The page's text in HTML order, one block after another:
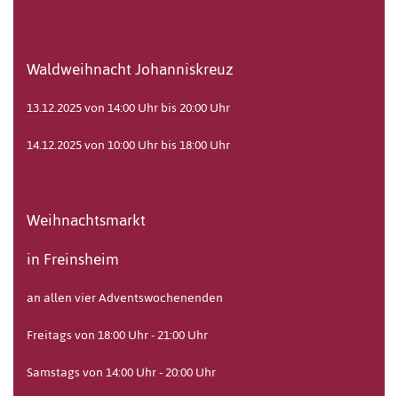
Waldweihnacht Johanniskreuz
13.12.2025 von 14:00 Uhr bis 20:00 Uhr
14.12.2025 von 10:00 Uhr bis 18:00 Uhr
Weihnachtsmarkt
in Freinsheim
an allen vier Adventswochenenden
Freitags von 18:00 Uhr - 21:00 Uhr
Samstags von 14:00 Uhr - 20:00 Uhr